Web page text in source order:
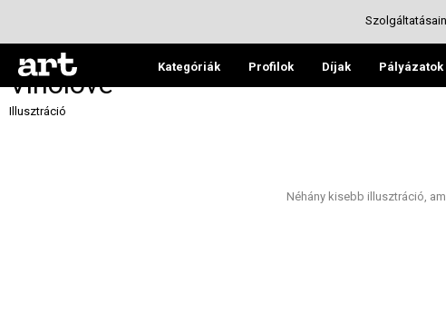
Kategóriák Profilok Díjak Pályázatok
Vinolove
Illusztráció
Néhány kisebb illusztráció,